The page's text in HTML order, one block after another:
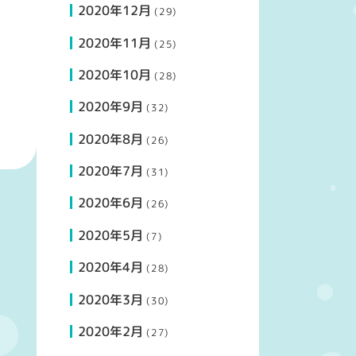
2020年12月 (29)
2020年11月 (25)
2020年10月 (28)
2020年9月 (32)
2020年8月 (26)
2020年7月 (31)
2020年6月 (26)
2020年5月 (7)
2020年4月 (28)
2020年3月 (30)
2020年2月 (27)